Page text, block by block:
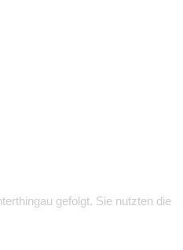
gefolgt. Sie nutzten die